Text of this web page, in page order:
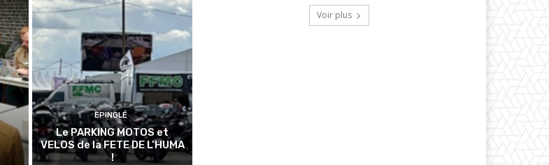
EPINGLÉ
Le PARKING MOTOS et
VELOS de la FETE DE L’HUMA
!
Voir plus